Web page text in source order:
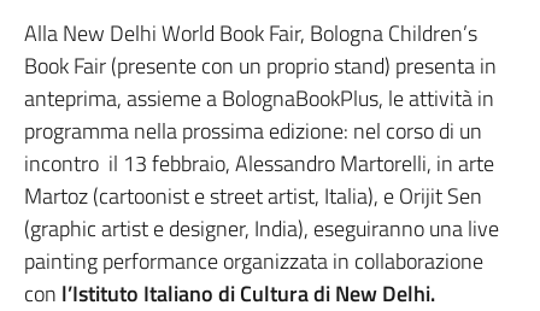
Alla New Delhi World Book Fair, Bologna Children’s
Book Fair (presente con un proprio stand) presenta in
anteprima, assieme a BolognaBookPlus, le attività in
programma nella prossima edizione: nel corso di un
incontro il 13 febbraio, Alessandro Martorelli, in arte
Martoz (cartoonist e street artist, Italia), e Orijit Sen
(graphic artist e designer, India), eseguiranno una live
painting performance organizzata in collaborazione
con l’Istituto Italiano di Cultura di New Delhi.